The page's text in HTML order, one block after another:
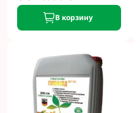
В корзину